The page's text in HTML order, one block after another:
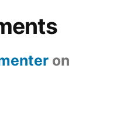
on